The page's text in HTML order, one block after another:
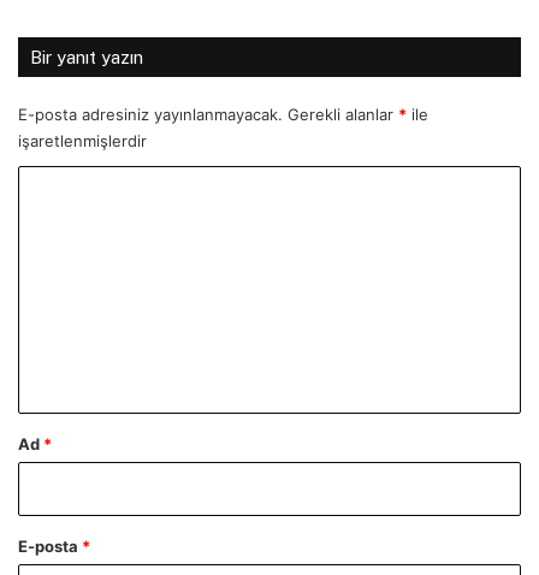
Bir yanıt yazın
E-posta adresiniz yayınlanmayacak. Gerekli alanlar * ile
işaretlenmişlerdir
Ad *
E-posta *